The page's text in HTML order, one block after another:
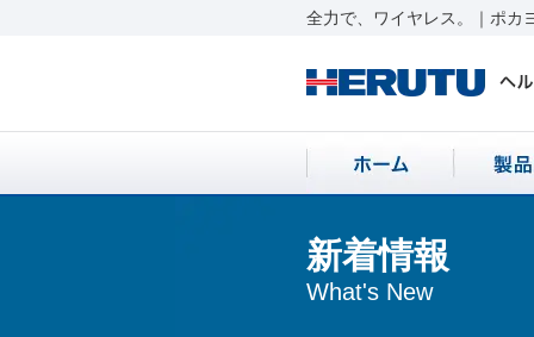
全力で、ワイヤレス。｜ポカ
新着情報
What's New